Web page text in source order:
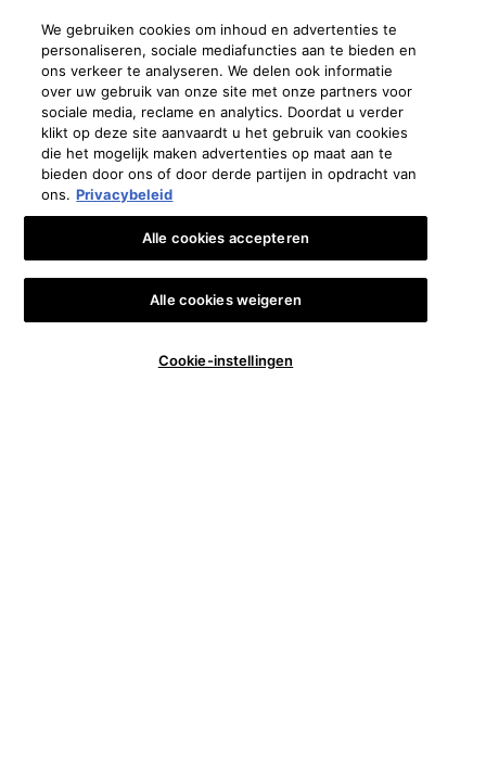
€ 126,00 ― IN WINKELMANDJE
We gebruiken cookies om inhoud en advertenties te
personaliseren, sociale mediafuncties aan te bieden en
ons verkeer te analyseren. We delen ook informatie
over uw gebruik van onze site met onze partners voor
sociale media, reclame en analytics. Doordat u verder
klikt op deze site aanvaardt u het gebruik van cookies
die het mogelijk maken advertenties op maat aan te
bieden door ons of door derde partijen in opdracht van
ons. Privacybeleid
Cookie-instellingen
Alle cookies weigeren
Alle cookies accepteren